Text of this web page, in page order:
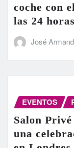
coche con
las 24
José
EVENTOS
Salon
una